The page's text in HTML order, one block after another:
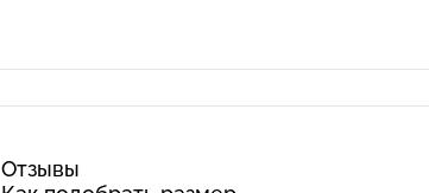
Отзывы